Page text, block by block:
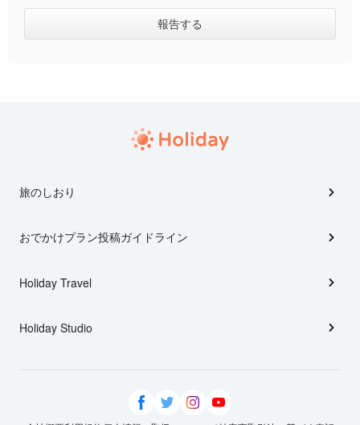
旅のしおり
おでかけプラン投稿ガイドライン
Holiday Travel
Holiday Studio